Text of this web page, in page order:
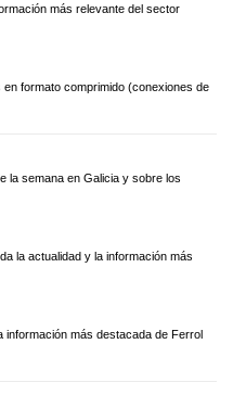
más relevante del sector
formato comprimido (conexiones de
la semana en Galicia y sobre los
la actualidad y la información más
información más destacada de Ferrol